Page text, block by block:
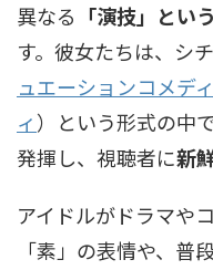
異なる 「演技」とい
す。彼女たちは、 シ
ュエーションコメディ
ィ） という形式の中
発揮し、視聴者に新
アイドルがドラマや
「素」の表情や、普